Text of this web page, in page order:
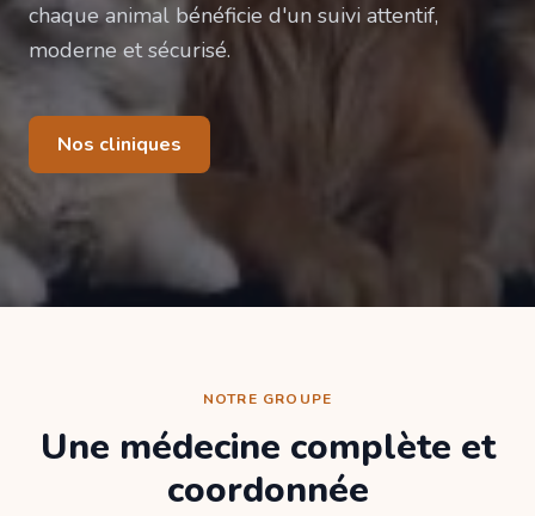
chaque animal bénéficie d'un suivi attentif,
moderne et sécurisé.
Nos cliniques
NOTRE GROUPE
Une médecine complète et
coordonnée